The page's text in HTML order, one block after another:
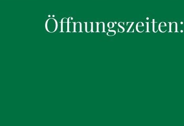
Öffnungszeiten: